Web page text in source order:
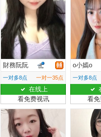
財務阮阮
一对多8点 一对一35点
在线上
看免费视讯
o小嫣o
一对多8点
看